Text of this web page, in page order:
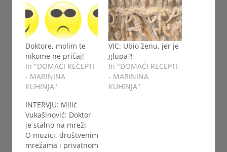
Doktore, molim te
nikome ne pričaj!
In "DOMAĆI RECEPTI
- MARININA
KUHINJA"
VIC: Ubio ženu, jer je
glupa?!
In "DOMAĆI RECEPTI
- MARININA
KUHINJA"
INTERVJU: Milić
Vukašinović: Doktor
je stalno na mreži
O muzici, društvenim
mrežama i privatnom